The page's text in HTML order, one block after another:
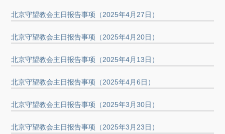
北京守望教会主日报告事项（2025年4月27日）
北京守望教会主日报告事项（2025年4月20日）
北京守望教会主日报告事项（2025年4月13日）
北京守望教会主日报告事项（2025年4月6日）
北京守望教会主日报告事项（2025年3月30日）
北京守望教会主日报告事项（2025年3月23日）